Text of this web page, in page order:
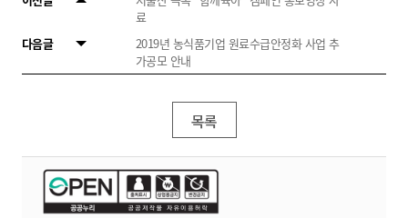
료
다음글
2019년 농식품기업 원료수급안정화 사업 추
가공모 안내
목록